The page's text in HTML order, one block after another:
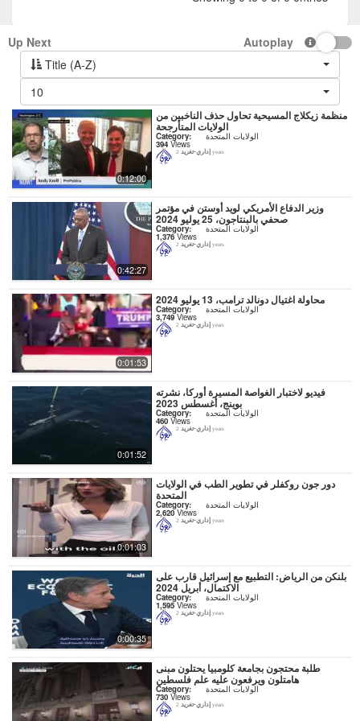
Up Next
Autoplay
Title (A-Z)
10
0:12:00
منظمة زيكلاج المسيحية تحاول حذف الناخبين من
الولايات المتأرجحة
Category: الولايات المتحدة
394 Views
إداري-تغريد 2 years
0:42:27
وزير الدفاع الأمريكي لويد أوستن في مؤتمر
صحفي بالبنتاجون، 25 يوليو 2024
Category: الولايات المتحدة
1,376Views
إداري-تغريد 2 years
0:01:53
محاولة اغتيال دونالد ترامب، 13 يوليو 2024
Category: الولايات المتحدة
3,749Views
إداري-تغريد 2 years
0:01:52
فيديو لاختبار الغواصة المسيرة أوركا، نشرته
بوينج، أغسطس 2023
Category: الولايات المتحدة
460 Views
إداري-تغريد 2 years
0:01:03
دور جون روكفلر في تطوير الطب في الولايات
المتحدة
Category: الولايات المتحدة
2,620Views
إداري-تغريد 2 years
0:00:35
بلنكن من الرياض: التطبيع مع إسرائيل قارب على
الاكتمال، أبريل 2024
Category: الولايات المتحدة
1,595Views
إداري-تغريد 2 years
طلبة محتجون بجامعة كلومبيا يحتلون مبنى
هامتلون ويرفعون عليه علم فلسطين
Category: الولايات المتحدة
730 Views
إداري-تغريد 2 years